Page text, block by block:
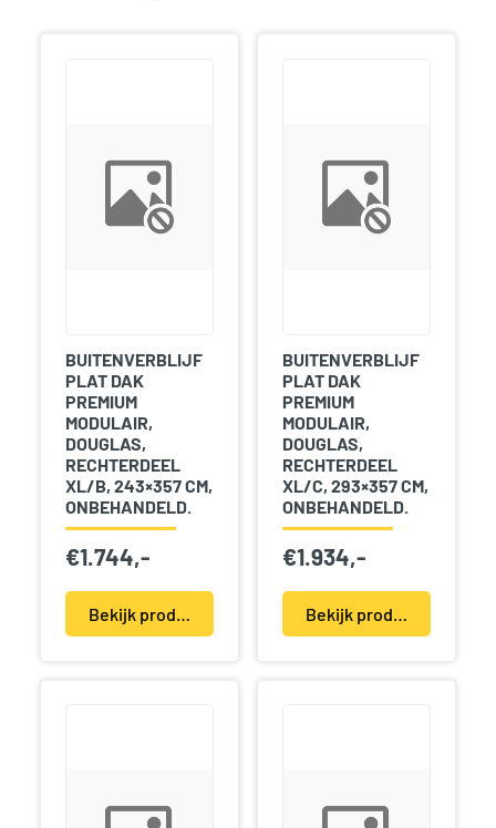
BUITENVERBLIJF
PLAT DAK
PREMIUM
MODULAIR,
DOUGLAS,
RECHTERDEEL
XL/B, 243×357 CM,
ONBEHANDELD.
€1.744,-
BUITENVERBLIJF
PLAT DAK
PREMIUM
MODULAIR,
DOUGLAS,
RECHTERDEEL
XL/C, 293×357 CM,
ONBEHANDELD.
€1.934,-